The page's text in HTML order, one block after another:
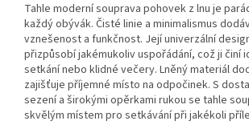
Tahle moderní souprava pohovek z lnu je
každý obývák. Čisté linie a minimalismus
vznešenost a funkčnost. Její univerzální
přizpůsobí jakémukoliv uspořádání, což ji činí
setkání nebo klidné večery. Lněný materiál
zajišťuje příjemné místo na odpočinek. S
sezení a širokými opěrkami rukou se tahle
skvělým místem pro setkávání při jakékoli